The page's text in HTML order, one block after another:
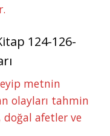
124-126-
metnin
olayları tahmin
doğal afetler ve